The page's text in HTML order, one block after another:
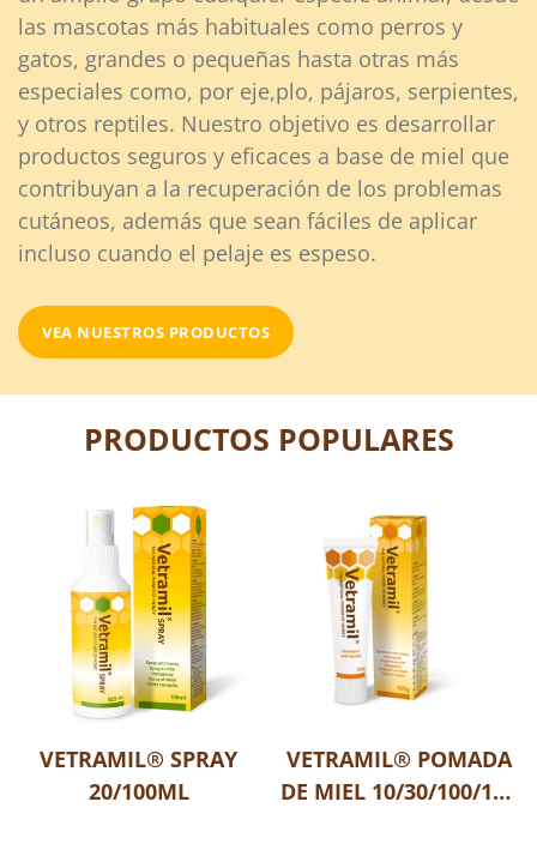
las mascotas más habituales como perros y
gatos, grandes o pequeñas hasta otras más
especiales como, por eje,plo, pájaros, serpientes,
y otros reptiles. Nuestro objetivo es desarrollar
productos seguros y eficaces a base de miel que
contribuyan a la recuperación de los problemas
cutáneos, además que sean fáciles de aplicar
incluso cuando el pelaje es espeso.
VEA NUESTROS PRODUCTOS
PRODUCTOS POPULARES
VETRAMIL® SPRAY
20/100ML
VETRAMIL® POMADA
DE MIEL 10/30/100/180
Confirm your age
Are you 18 years old or older?
No, I'm not Yes, I am